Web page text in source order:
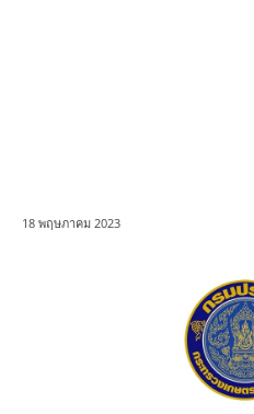
18 พฤษภาคม 2023